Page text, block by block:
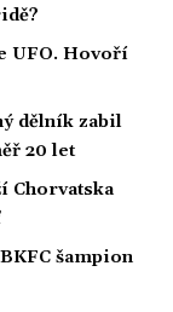
UFO. Hovoří
dělník zabil
20 let
Chorvatska
šampion